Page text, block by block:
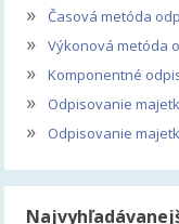
» Časová metóda
» Výkonová metóda
» Komponentné
» Odpisovanie
» Odpisovanie